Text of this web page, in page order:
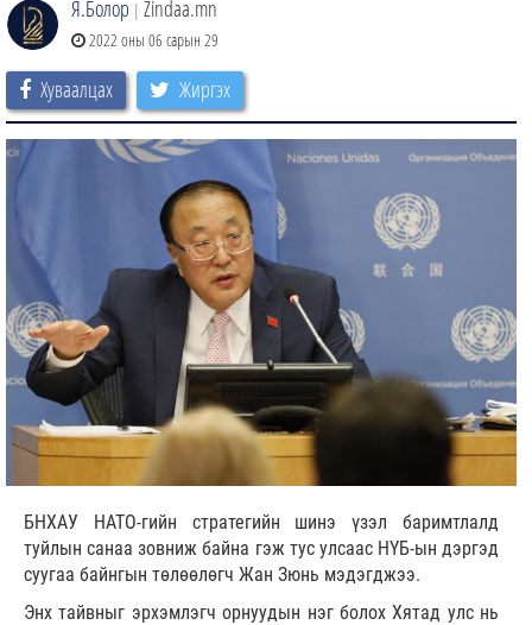
Я.Болор | Zindaa.mn
2022 оны 06 сарын 29
Хуваалцах Жиргэх
БНХАУ НАТО-гийн стратегийн шинэ үзэл баримтлалд
туйлын санаа зовниж байна гэж тус улсаас НҮБ-ын дэргэд
суугаа байнгын төлөөлөгч Жан Зюнь мэдэгджээ.
Энх тайвныг эрхэмлэгч орнуудын нэг болох Хятад улс нь